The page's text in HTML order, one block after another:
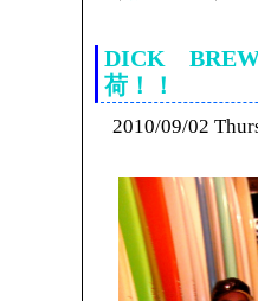
DICK
荷！！
2010/09/02